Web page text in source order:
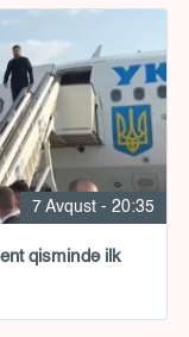
7 Avqust - 20:35
qismində ilk